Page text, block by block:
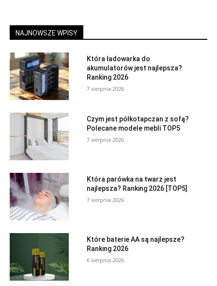
NAJNOWSZE WPISY
Która ładowarka do
akumulatorów jest najlepsza?
Ranking 2026
7 sierpnia 2026
Czym jest półkotapczan z sofą?
Polecane modele mebli TOP5
7 sierpnia 2026
Która parówka na twarz jest
najlepsza? Ranking 2026 [TOP5]
7 sierpnia 2026
Które baterie AA są najlepsze?
Ranking 2026
6 sierpnia 2026